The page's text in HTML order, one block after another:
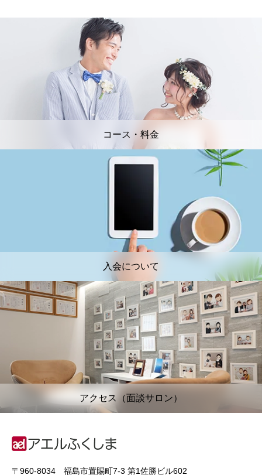
コース・料金
入会について
アクセス（面談サロン）
〒960-8034 福島市置賜町7-3 第1佐勝ビル602